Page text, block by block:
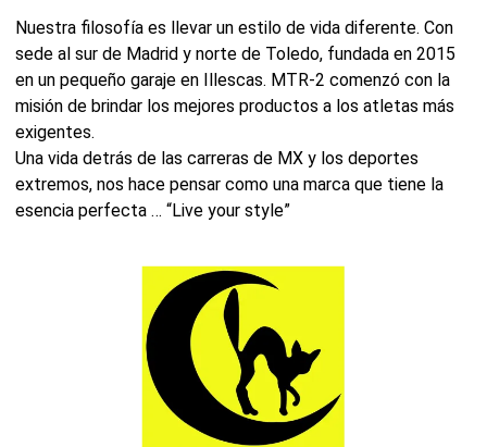
Nuestra filosofía es llevar un estilo de vida diferente. Con
sede al sur de Madrid y norte de Toledo, fundada en 2015
en un pequeño garaje en Illescas. MTR-2 comenzó con la
misión de brindar los mejores productos a los atletas más
exigentes.
Una vida detrás de las carreras de MX y los deportes
extremos, nos hace pensar como una marca que tiene la
esencia perfecta … “Live your style”